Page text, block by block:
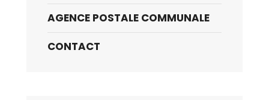
AGENCE POSTALE COMMUNALE
CONTACT